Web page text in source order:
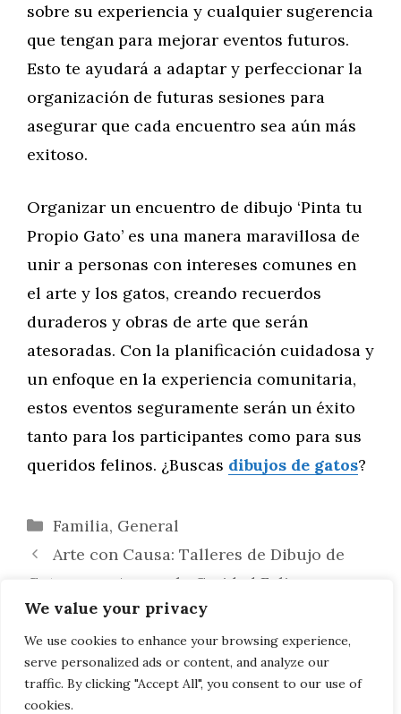
We value your privacy
We use cookies to enhance your browsing experience,
serve personalized ads or content, and analyze our
traffic. By clicking "Accept All", you consent to our use of
cookies.
sobre su experiencia y cualquier sugerencia
que tengan para mejorar eventos futuros.
Esto te ayudará a adaptar y perfeccionar la
organización de futuras sesiones para
asegurar que cada encuentro sea aún más
exitoso.
Organizar un encuentro de dibujo ‘Pinta tu
Propio Gato’ es una manera maravillosa de
unir a personas con intereses comunes en
el arte y los gatos, creando recuerdos
duraderos y obras de arte que serán
atesoradas. Con la planificación cuidadosa y
un enfoque en la experiencia comunitaria,
estos eventos seguramente serán un éxito
tanto para los participantes como para sus
queridos felinos. ¿Buscas dibujos de gatos?
Categorías
Familia, General
Arte con Causa: Talleres de Dibujo de
Gatos para Apoyar la Caridad Felina
Inaugurando el Club del Libro de Arte
Felino: Un Espacio para Amantes del Arte y
los Gatos